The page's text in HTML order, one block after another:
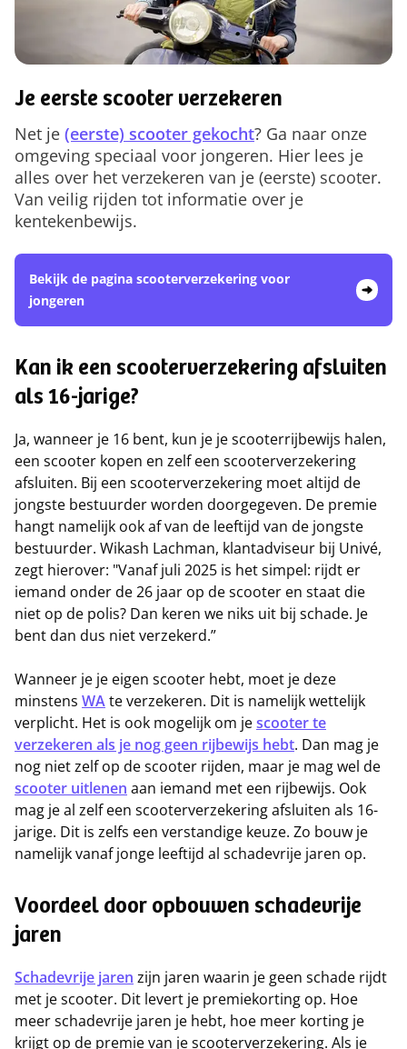
Je eerste scooter verzekeren
Net je (eerste) scooter gekocht? Ga naar onze
omgeving speciaal voor jongeren. Hier lees je
alles over het verzekeren van je (eerste) scooter.
Van veilig rijden tot informatie over je
kentekenbewijs.
Bekijk de pagina scooterverzekering voor
jongeren
Kan ik een scooterverzekering afsluiten
als 16-jarige?
Ja, wanneer je 16 bent, kun je je scooterrijbewijs halen,
een scooter kopen en zelf een scooterverzekering
afsluiten. Bij een scooterverzekering moet altijd de
jongste bestuurder worden doorgegeven. De premie
hangt namelijk ook af van de leeftijd van de jongste
bestuurder. Wikash Lachman, klantadviseur bij Univé,
zegt hierover: "Vanaf juli 2025 is het simpel: rijdt er
iemand onder de 26 jaar op de scooter en staat die
niet op de polis? Dan keren we niks uit bij schade. Je
bent dan dus niet verzekerd.”
Wanneer je je eigen scooter hebt, moet je deze
minstens WAte verzekeren. Dit is namelijk wettelijk
verplicht. Het is ook mogelijk om jescooter te
verzekeren als je nog geen rijbewijs hebt. Dan mag je
nog niet zelf op de scooter rijden, maar je mag wel de
scooter uitlenen aan iemand met een rijbewijs. Ook
mag je al zelf een scooterverzekering afsluiten als 16-
jarige. Dit is zelfs een verstandige keuze. Zo bouw je
namelijk vanaf jonge leeftijd al schadevrije jaren op.
Voordeel door opbouwen schadevrije
jaren
Schadevrije jaren zijn jaren waarin je geen schade rijdt
met je scooter. Dit levert je premiekorting op. Hoe
meer schadevrije jaren je hebt, hoe meer korting je
krijgt op de premie van je scooterverzekering. Als je